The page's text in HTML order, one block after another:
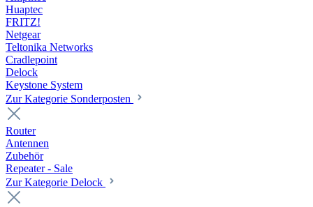
Huaptec
FRITZ!
Netgear
Teltonika Networks
Cradlepoint
Delock
Keystone System
Zur Kategorie Sonderposten
Router
Antennen
Zubehör
Repeater - Sale
Zur Kategorie Delock